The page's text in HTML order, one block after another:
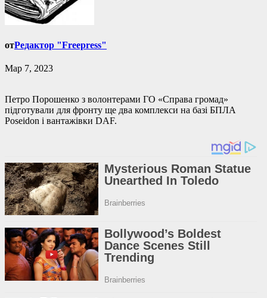
отРедактор "Freepress"
Мар 7, 2023
Петро Порошенко з волонтерами ГО «Справа громад»
підготували для фронту ще два комплекси на базі БПЛА
Poseidon і вантажівки DAF.